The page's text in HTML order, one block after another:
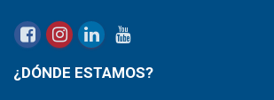
¿DÓNDE ESTAMOS?